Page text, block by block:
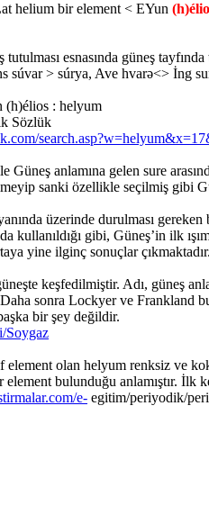
helium bir element < EYun
esnasında güneş
súvar > súrya, Ave hvarə<> İng
: helyum
Etimolojik Sözlük
anlamına gelen sure
sanki özellikle seçilmiş gibi
üzerinde durulması
kullanıldığı gibi, Güneş’in ilk
yine ilginç sonuçlar
keşfedilmiştir. Adı, güneş
sonra Lockyer ve Frankland
başka bir şey
Soygaz
olan helyum renksiz ve
bulunduğu anlamıştır. İlk
e- egitim/periyodik/